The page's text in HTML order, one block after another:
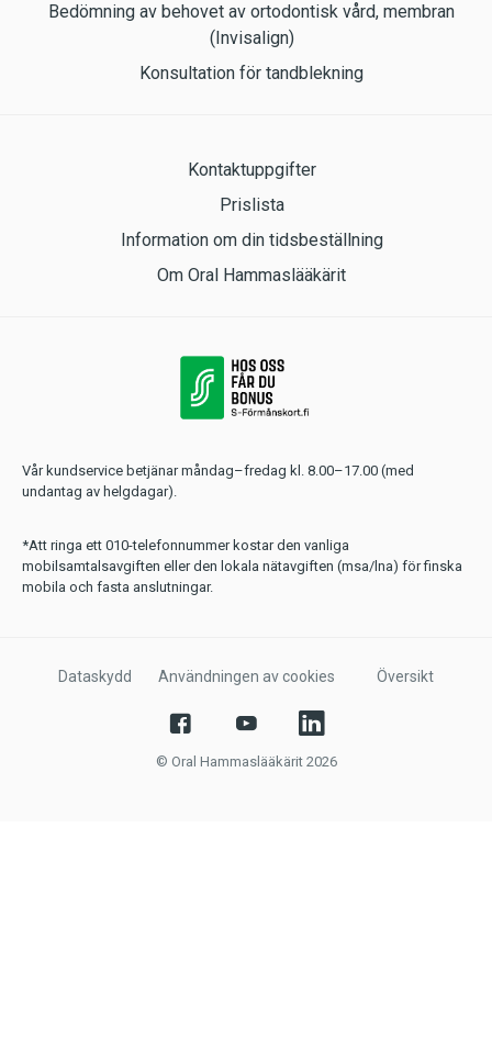
Bedömning av behovet av ortodontisk vård, membran
(Invisalign)
Konsultation för tandblekning
Kontaktuppgifter
Prislista
Information om din tidsbeställning
Om Oral Hammaslääkärit
Vår kundservice betjänar måndag–fredag kl. 8.00–17.00 (med
undantag av helgdagar).
*Att ringa ett 010-telefonnummer kostar den vanliga
mobilsamtalsavgiften eller den lokala nätavgiften (msa/lna) för finska
mobila och fasta anslutningar.
Dataskydd Användningen av cookies Översikt
© Oral Hammaslääkärit 2026